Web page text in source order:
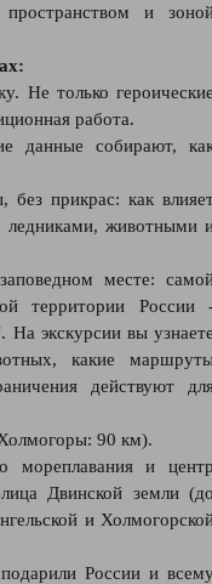
и
Не только
работа.
данные собирают,
без прикрас: как
ледниками, животными
месте:
территории России
На экскурсии вы
какие
действуют
90 км).
мореплавания и
Двинской земли
и
России и